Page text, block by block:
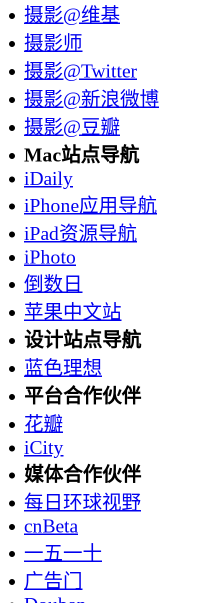
摄影@维基
摄影师
摄影@Twitter
摄影@新浪微博
摄影@豆瓣
Mac站点导航
iDaily
iPhone应用导航
iPad资源导航
iPhoto
倒数日
苹果中文站
设计站点导航
蓝色理想
平台合作伙伴
花瓣
iCity
媒体合作伙伴
每日环球视野
cnBeta
一五一十
广告门